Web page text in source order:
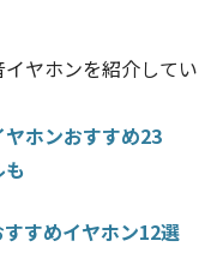
ヤホンを紹介してい
ホンおすすめ23
すめイヤホン12選